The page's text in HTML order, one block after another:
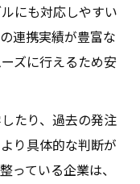
にも対応しやすい
連携実績が豊富な
ズに行えるため安
たり、過去の発注
り具体的な判断が
っている企業は、